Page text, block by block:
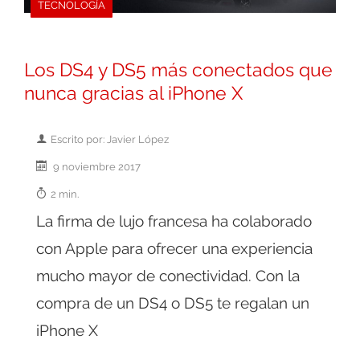
TECNOLOGÍA
Los DS4 y DS5 más conectados que
nunca gracias al iPhone X
Escrito por: Javier López
9 noviembre 2017
2 min.
La firma de lujo francesa ha colaborado
con Apple para ofrecer una experiencia
mucho mayor de conectividad. Con la
compra de un DS4 o DS5 te regalan un
iPhone X